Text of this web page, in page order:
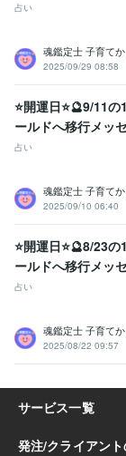
占い
魂鑑定士 子育てか
2025/09/29 08:58
⭐開運日⭐🔮9/11
ールドへ移行メッ
占い
魂鑑定士 子育てか
2025/09/10 06:40
⭐開運日⭐🔮8/23
ールドへ移行メッ
占い
魂鑑定士 子育てか
2025/08/22 09:57